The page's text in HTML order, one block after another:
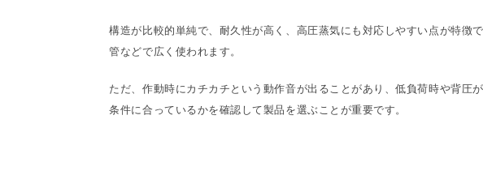
構造が比較的単純で、耐久性が高く、高圧蒸気にも対応しやすい点が特徴
管などで広く使われます。
ただ、作動時にカチカチという動作音が出ることがあり、低負荷時や背圧
条件に合っているかを確認して製品を選ぶことが重要です。